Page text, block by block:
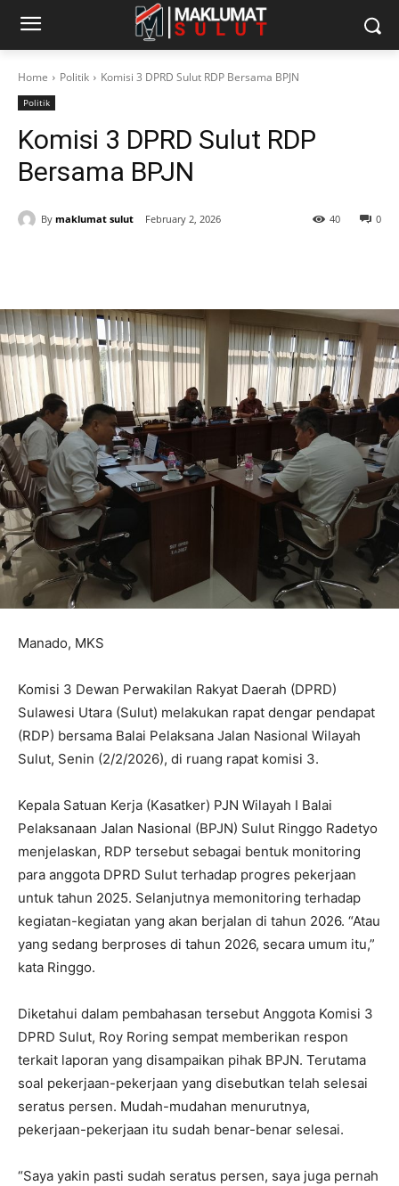
Home Politik Komisi 3 DPRD Sulut RDP Bersama BPJN
Politik
Komisi 3 DPRD Sulut RDP
Bersama BPJN
By maklumat sulut February 2, 2026 0
40
Manado, MKS
Komisi 3 Dewan Perwakilan Rakyat Daerah (DPRD)
Sulawesi Utara (Sulut) melakukan rapat dengar pendapat
(RDP) bersama Balai Pelaksana Jalan Nasional Wilayah
Sulut, Senin (2/2/2026), di ruang rapat komisi 3.
Kepala Satuan Kerja (Kasatker) PJN Wilayah I Balai
Pelaksanaan Jalan Nasional (BPJN) Sulut Ringgo Radetyo
menjelaskan, RDP tersebut sebagai bentuk monitoring
para anggota DPRD Sulut terhadap progres pekerjaan
untuk tahun 2025. Selanjutnya memonitoring terhadap
kegiatan-kegiatan yang akan berjalan di tahun 2026. “Atau
yang sedang berproses di tahun 2026, secara umum itu,”
kata Ringgo.
Diketahui dalam pembahasan tersebut Anggota Komisi 3
DPRD Sulut, Roy Roring sempat memberikan respon
terkait laporan yang disampaikan pihak BPJN. Terutama
soal pekerjaan-pekerjaan yang disebutkan telah selesai
seratus persen. Mudah-mudahan menurutnya,
pekerjaan-pekerjaan itu sudah benar-benar selesai.
“Saya yakin pasti sudah seratus persen, saya juga pernah